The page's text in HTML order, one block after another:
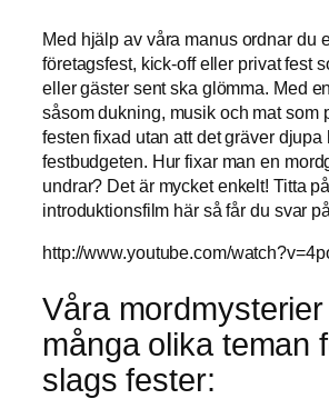
Med hjälp av våra manus ordnar du
företagsfest, kick-off eller privat fest
eller gäster sent ska glömma. Med
såsom dukning, musik och mat som
festen fixad utan att det gräver djupa
festbudgeten. Hur fixar man en
undrar? Det är mycket enkelt! Titta
introduktionsfilm här så får du svar
http://www.youtube.com/
Våra
många olika teman
slags fester: